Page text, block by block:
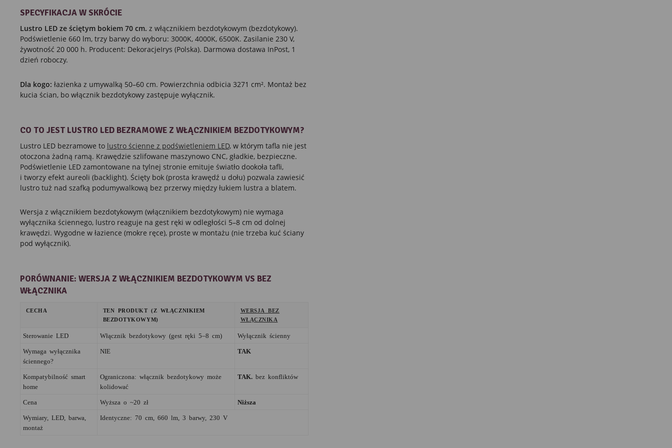
SPECYFIKACJA W SKRÓCIE
Lustro LED ze ściętym bokiem 70 cm. z włącznikiem bezdotykowym (bezdotykowy).
Podświetlenie 660 lm, trzy barwy do wyboru: 3000K, 4000K, 6500K. Zasilanie 230 V,
żywotność 20 000 h. Producent: DekoracjeIrys (Polska). Darmowa dostawa InPost, 1
dzień roboczy.
Dla kogo: łazienka z umywalką 50–60 cm. Powierzchnia odbicia 3271 cm². Montaż bez
kucia ścian, bo włącznik bezdotykowy zastępuje wyłącznik.
CO TO JEST LUSTRO LED BEZRAMOWE Z WŁĄCZNIKIEM BEZDOTYKOWYM?
Lustro LED bezramowe to lustro ścienne z podświetleniem LED, w którym tafla nie jest
otoczona żadną ramą. Krawędzie szlifowane maszynowo CNC, gładkie, bezpieczne.
Podświetlenie LED zamontowane na tylnej stronie emituje światło dookoła tafli,
i tworzy efekt aureoli (backlight). Ścięty bok (prosta krawędź u dołu) pozwala zawiesić
lustro tuż nad szafką podumywalkową bez przerwy między łukiem lustra a blatem.
Wersja z włącznikiem bezdotykowym (włącznikiem bezdotykowym) nie wymaga
wyłącznika ściennego, lustro reaguje na gest ręki w odległości 5–8 cm od dolnej
krawędzi. Wygodne w łazience (mokre ręce), proste w montażu (nie trzeba kuć ściany
pod wyłącznik).
PORÓWNANIE: WERSJA Z WŁĄCZNIKIEM BEZDOTYKOWYM VS BEZ
WŁĄCZNIKA
CECHA
TEN PRODUKT (Z WŁĄCZNIKIEM
BEZDOTYKOWYM)
WERSJA BEZ
WŁĄCZNIKA
Sterowanie LED Włącznik bezdotykowy (gest ręki 5–8 cm) Wyłącznik ścienny
Wymaga wyłącznika
ściennego?
NIE TAK
Kompatybilność smart
home
Ograniczona: włącznik bezdotykowy może
kolidować
TAK. bez konfliktów
Cena Wyższa o ~20 zł Niższa
Wymiary, LED, barwa,
montaż
Identyczne: 70 cm, 660 lm, 3 barwy, 230 V